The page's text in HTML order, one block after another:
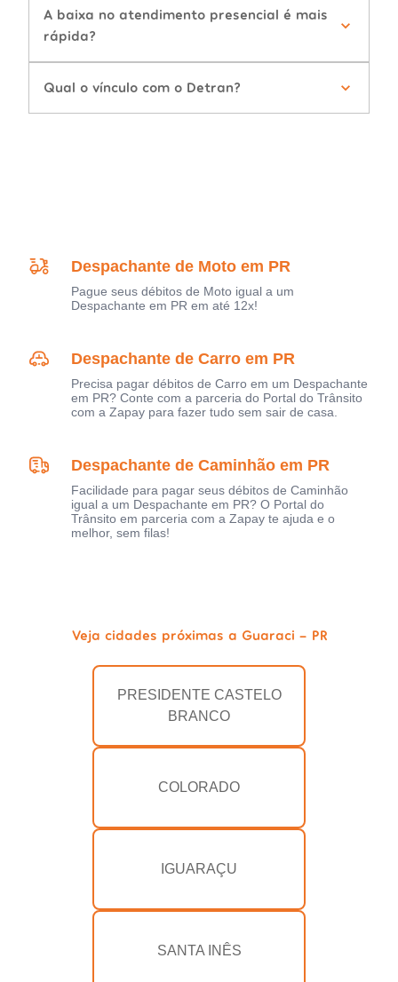
A baixa no atendimento presencial é mais
rápida?
Qual o vínculo com o Detran?
Despachante de Moto em PR
Pague seus débitos de Moto igual a um
Despachante em PR em até 12x!
Despachante de Carro em PR
Precisa pagar débitos de Carro em um Despachante
em PR? Conte com a parceria do Portal do Trânsito
com a Zapay para fazer tudo sem sair de casa.
Despachante de Caminhão em PR
Facilidade para pagar seus débitos de Caminhão
igual a um Despachante em PR? O Portal do
Trânsito em parceria com a Zapay te ajuda e o
melhor, sem filas!
Veja cidades próximas a Guaraci - PR
PRESIDENTE CASTELO
BRANCO
COLORADO
IGUARAÇU
SANTA INÊS